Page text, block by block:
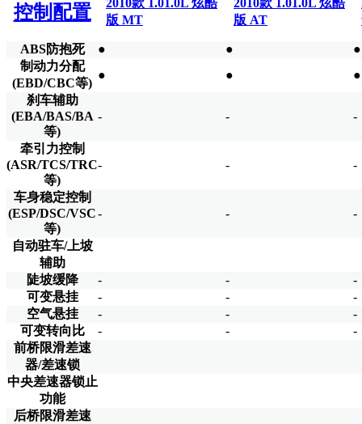
控制配置
2010款 1.01.0L 炫酷
版 MT
2010款 1.01.0L 炫酷
版 AT
ABS防抱死 ● ●
●
制动力分配
(EBD/CBC等)
● ●
●
刹车辅助
(EBA/BAS/BA
等)
- - -
牵引力控制
(ASR/TCS/TRC
等)
- - -
车身稳定控制
(ESP/DSC/VSC
等)
- - -
自动驻车/上坡
辅助
陡坡缓降
- -
-
可变悬挂
- -
-
空气悬挂
- -
-
可变转向比
- -
-
前桥限滑差速
器/差速锁
中央差速器锁止
功能
后桥限滑差速